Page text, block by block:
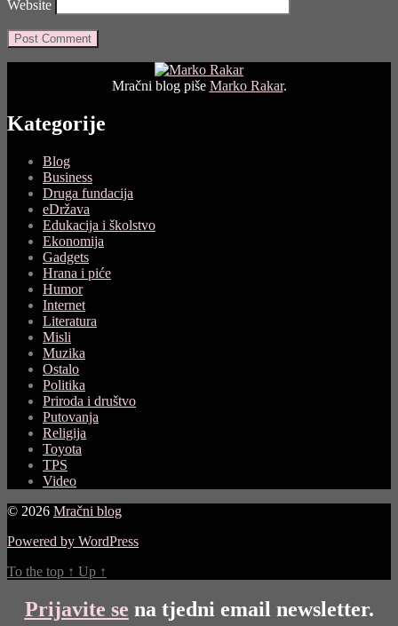
Website
Mračni blog piše Marko Rakar.
Kategorije
Blog
Business
Druga fundacija
eDržava
Edukacija i školstvo
Ekonomija
Gadgets
Hrana i piće
Humor
Internet
Literatura
Misli
Muzika
Ostalo
Politika
Priroda i društvo
Putovanja
Religija
Toyota
TPS
Video
© 2026 Mračni blog
Powered by WordPress
To the top ↑ Up ↑
Prijavite se na tjedni email newsletter.